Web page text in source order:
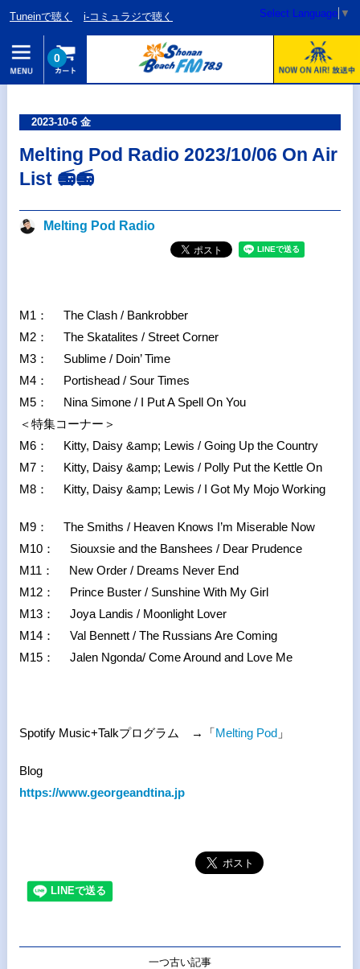
Tuneinで聴く i-コミュラジで聴く Select Language ▼
0
2023-10-6 金
Melting Pod Radio 2023/10/06 On Air
List 📻📻
Melting Pod Radio
M1： The Clash / Bankrobber
M2： The Skatalites / Street Corner
M3： Sublime / Doin’ Time
M4： Portishead / Sour Times
M5： Nina Simone / I Put A Spell On You
＜特集コーナー＞
M6： Kitty, Daisy &amp; Lewis / Going Up the Country
M7： Kitty, Daisy &amp; Lewis / Polly Put the Kettle On
M8： Kitty, Daisy &amp; Lewis / I Got My Mojo Working
M9： The Smiths / Heaven Knows I’m Miserable Now
M10： Siouxsie and the Banshees / Dear Prudence
M11： New Order / Dreams Never End
M12： Prince Buster / Sunshine With My Girl
M13： Joya Landis / Moonlight Lover
M14： Val Bennett / The Russians Are Coming
M15： Jalen Ngonda/ Come Around and Love Me
Spotify Music+Talkプログラム →「Melting Pod」
Blog
https://www.georgeandtina.jp
一つ古い記事